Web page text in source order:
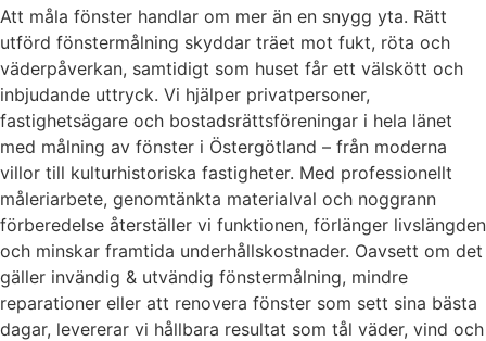
Att måla fönster handlar om mer än en snygg yta. Rätt
utförd fönstermålning skyddar träet mot fukt, röta och
väderpåverkan, samtidigt som huset får ett välskött och
inbjudande uttryck. Vi hjälper privatpersoner,
fastighetsägare och bostadsrättsföreningar i hela länet
med målning av fönster i Östergötland – från moderna
villor till kulturhistoriska fastigheter. Med professionellt
måleriarbete, genomtänkta materialval och noggrann
förberedelse återställer vi funktionen, förlänger livslängden
och minskar framtida underhållskostnader. Oavsett om det
gäller invändig & utvändig fönstermålning, mindre
reparationer eller att renovera fönster som sett sina bästa
dagar, levererar vi hållbara resultat som tål väder, vind och